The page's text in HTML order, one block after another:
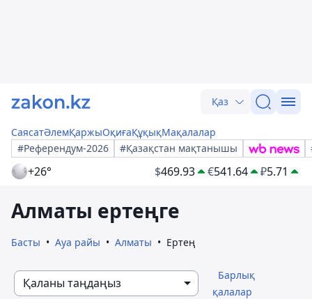
Қаз
СаясатӘлемҚаржыОқиғаҚұқықМақалалар
#Референдум-2026
#Қазақстан мақтанышы
+26° $469.93 €541.64 ₽5.71
Алматы ертеңге
Басты Ауа райы Алматы Ертең
Қаланы таңдаңыз
Барлық
қалалар